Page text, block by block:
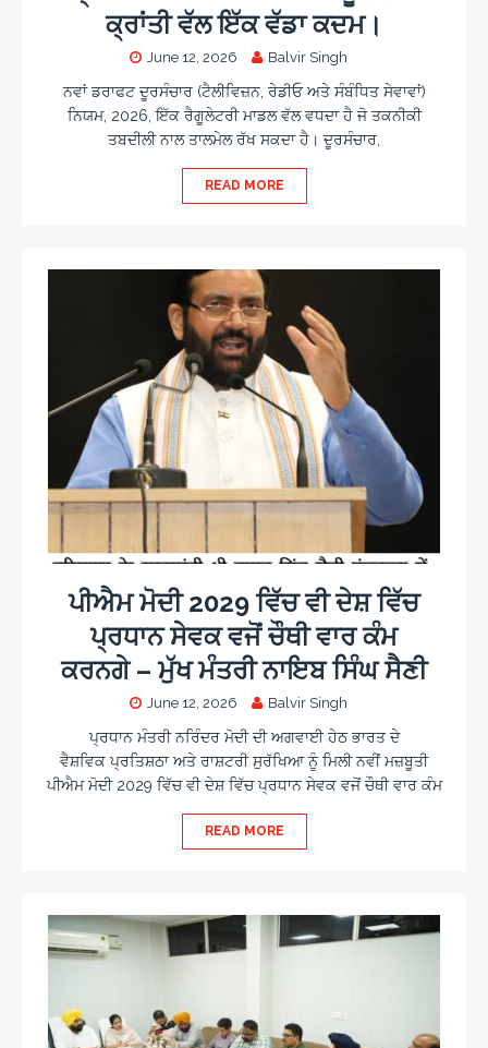
ਕ੍ਰਾਂਤੀ ਵੱਲ ਇੱਕ ਵੱਡਾ ਕਦਮ।
June 12, 2026 Balvir Singh
ਨਵਾਂ ਡਰਾਫਟ ਦੂਰਸੰਚਾਰ (ਟੈਲੀਵਿਜ਼ਨ, ਰੇਡੀਓ ਅਤੇ ਸੰਬੰਧਿਤ ਸੇਵਾਵਾਂ)
ਨਿਯਮ, 2026, ਇੱਕ ਰੈਗੂਲੇਟਰੀ ਮਾਡਲ ਵੱਲ ਵਧਦਾ ਹੈ ਜੋ ਤਕਨੀਕੀ
ਤਬਦੀਲੀ ਨਾਲ ਤਾਲਮੇਲ ਰੱਖ ਸਕਦਾ ਹੈ। ਦੂਰਸੰਚਾਰ,
READ MORE
ਪੀਐਮ ਮੋਦੀ 2029 ਵਿੱਚ ਵੀ ਦੇਸ਼ ਵਿੱਚ
ਪ੍ਰਧਾਨ ਸੇਵਕ ਵਜੋਂ ਚੌਥੀ ਵਾਰ ਕੰਮ
ਕਰਨਗੇ – ਮੁੱਖ ਮੰਤਰੀ ਨਾਇਬ ਸਿੰਘ ਸੈਣੀ
June 12, 2026 Balvir Singh
ਪ੍ਰਧਾਨ ਮੰਤਰੀ ਨਰਿੰਦਰ ਮੋਦੀ ਦੀ ਅਗਵਾਈ ਹੇਠ ਭਾਰਤ ਦੇ
ਵੈਸ਼ਵਿਕ ਪ੍ਰਤਿਸ਼ਠਾ ਅਤੇ ਰਾਸ਼ਟਰੀ ਸੁਰੱਖਿਆ ਨੂੰ ਮਿਲੀ ਨਵੀਂ ਮਜ਼ਬੂਤੀ
ਪੀਐਮ ਮੋਦੀ 2029 ਵਿੱਚ ਵੀ ਦੇਸ਼ ਵਿੱਚ ਪ੍ਰਧਾਨ ਸੇਵਕ ਵਜੋਂ ਚੌਥੀ ਵਾਰ ਕੰਮ
READ MORE